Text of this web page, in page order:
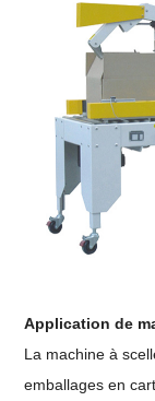
Application de
La machine à
emballages en